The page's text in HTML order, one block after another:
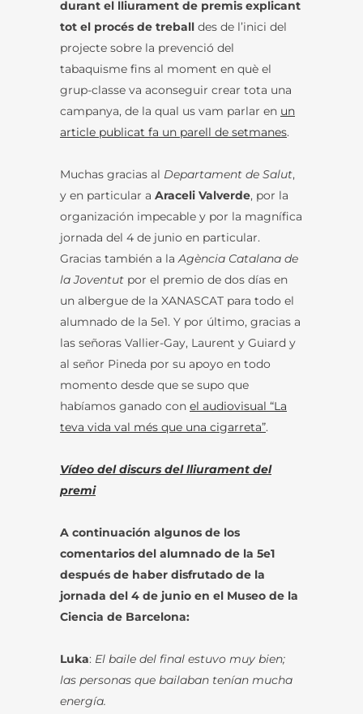
durant el lliurament de premis explicant
tot el procés de treball des de l’inici del
projecte sobre la prevenció del
tabaquisme fins al moment en què el
grup-classe va aconseguir crear tota una
campanya, de la qual us vam parlar en un
article publicat fa un parell de setmanes.
Muchas gracias al Departament de Salut,
y en particular a Araceli Valverde, por la
organización impecable y por la magnífica
jornada del 4 de junio en particular.
Gracias también a laAgència Catalana de
la Joventut por el premio de dos días en
un albergue de la XANASCAT para todo el
alumnado de la 5e1. Y por último, gracias a
las señoras Vallier-Gay, Laurent y Guiard y
al señor Pineda por su apoyo en todo
momento desde que se supo que
habíamos ganado con el audiovisual “La
teva vida val més que una cigarreta”.
Vídeo del discurs del lliurament del
premi
A continuación algunos de los
comentarios del alumnado de la 5e1
después de haber disfrutado de la
jornada del 4 de junio en el Museo de la
Ciencia de Barcelona:
Luka: El baile del final estuvo muy bien;
las personas que bailaban tenían mucha
energía.